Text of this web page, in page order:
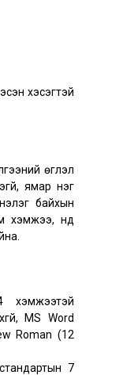
хэсэгтэй
өгүүлэл
ямар нэг
байхын
хэмжээ, үүнд
хэмжээтэй
MS Word
Roman (12
7